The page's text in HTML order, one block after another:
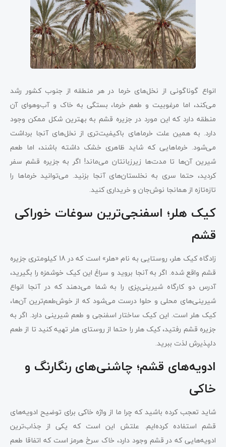
انواع گوناگونی از نخل‌های خرما در هر منطقه از جنوب کشور رشد
می‌‌کند، اما مرغوبیت و طعم خرما، بستگی به خاک و آب‌وهوای آن
منطقه دارد که این مورد در جزیره قشم به بهترین شکل ممکن وجود
دارد. به همین علت خرماهای باکیفیت‌تری از نخل‌های آنجا برداشت
می‌شود. خرماهایی که شاید ظاهری خشک داشته باشند، اما طعم
شیرین آن‌ها تا مدت‌ها زیرزبانتان می‌ماند! اگر به جزیره قشم سفر
کردید، حتما سری به نخلستان‌های آنجا بزنید. می‌توانید خرماها را
تازه‌تازه از همانجا نوش‌جان و خریداری کنید.
کیک هلر؛ اسفنجی‌ترین سوغات خوراکی
قشم
زادگاه کیک هلر، روستایی به نام «هلر» است که در 18 کیلومتری جزیره
قشم واقع شده. اگر به آنجا بروید و سراغ این کیک خوشمزه را بگیرید،
آدرس دو کارگاه شیرینی‌پزی را به شما می‌دهند که در آنجا انواع
شیرینی‌های محلی و حلوا درست می‌شود که از خوش‌طعم‌ترین آن‌ها،
کیک هلر است. این کیک ساختار اسفنجی و طعم شیرینی دارد. اگر به
جزیره قشم رفتید، کیک هلر را حتما از روستای هلر تهیه کنید تا از طعم
دلپذیرش لذت ببرید.
ادویه‌های قشم؛ چاشنی‌های رنگارنگ و
خاکی
شاید تعجب کرده باشید که چرا ما از واژه خاکی برای توضیح ادویه‌های
قشم استفاده کرده‌ایم. علتش این است که یکی از جذاب‌ترین
ادویه‌هایی که در قشم وجود دارد، خاک سرخ هرمز است که اتفاقا طعم